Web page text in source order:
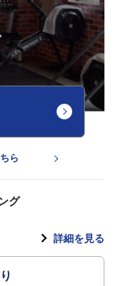
ら
グ
詳細を見る